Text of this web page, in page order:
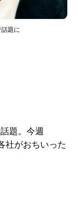
題に
題。今週
社がおちいった